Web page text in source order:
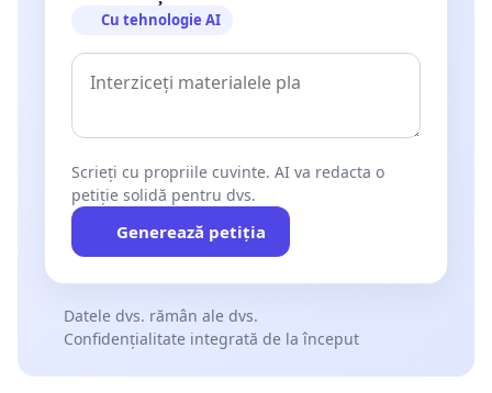
Cu tehnologie AI
Scrieți cu propriile cuvinte. AI va redacta o
petiție solidă pentru dvs.
Generează petiția
Datele dvs. rămân ale dvs.
Confidențialitate integrată de la început